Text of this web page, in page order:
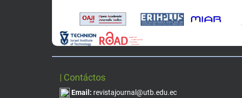
| Contáctos
Email: revistajournal@utb.edu.ec